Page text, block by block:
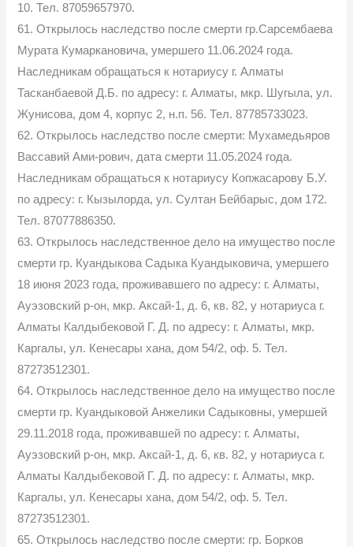
10. Тел. 87059657970.
61. Открылось наследство после смерти гр.Сарсембаева
Мурата Кумаркановича, умершего 11.06.2024 года.
Наследникам обращаться к нотариусу г. Алматы
Тасканбаевой Д.Б. по адресу: г. Алматы, мкр. Шугыла, ул.
Жунисова, дом 4, корпус 2, н.п. 56. Тел. 87785733023.
62. Открылось наследство после смерти: Мухамедьяров
Вассавий Ами-рович, дата смерти 11.05.2024 года.
Наследникам обращаться к нотариусу Копжасарову Б.У.
по адресу: г. Кызылорда, ул. Султан Бейбарыс, дом 172.
Тел. 87077886350.
63. Открылось наследственное дело на имущество после
смерти гр. Куандыкова Садыка Куандыковича, умершего
18 июня 2023 года, проживавшего по адресу: г. Алматы,
Ауэзовский р-он, мкр. Аксай-1, д. 6, кв. 82, у нотариуса г.
Алматы Калдыбековой Г. Д. по адресу: г. Алматы, мкр.
Каргалы, ул. Кенесары хана, дом 54/2, оф. 5. Тел.
87273512301.
64. Открылось наследственное дело на имущество после
смерти гр. Куандыковой Анжелики Садыковны, умершей
29.11.2018 года, проживавшей по адресу: г. Алматы,
Ауэзовский р-он, мкр. Аксай-1, д. 6, кв. 82, у нотариуса г.
Алматы Калдыбековой Г. Д. по адресу: г. Алматы, мкр.
Каргалы, ул. Кенесары хана, дом 54/2, оф. 5. Тел.
87273512301.
65. Открылось наследство после смерти: гр. Борков